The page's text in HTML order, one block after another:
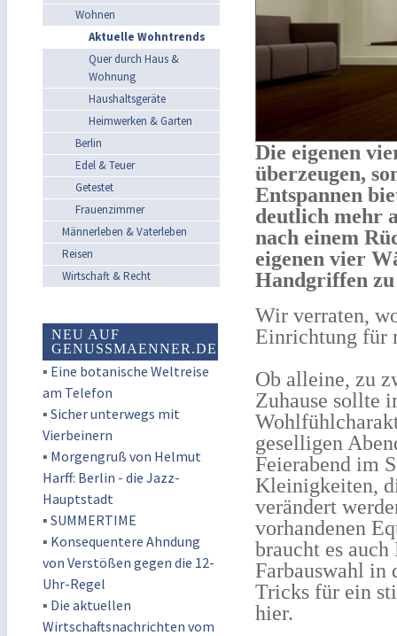
Wohnen
Aktuelle Wohntrends
Quer durch Haus &
Wohnung
Haushaltsgeräte
Heimwerken & Garten
Berlin
Edel & Teuer
Getestet
Frauenzimmer
Männerleben & Vaterleben
Reisen
Wirtschaft & Recht
NEU AUF
GENUSSMAENNER.DE
▪ Eine botanische Weltreise
am Telefon
▪ Sicher unterwegs mit
Vierbeinern
▪ Morgengruß von Helmut
Harff: Berlin - die Jazz-
Hauptstadt
▪ SUMMERTIME
▪ Konsequentere Ahndung
von Verstößen gegen die 12-
Uhr-Regel
▪ Die aktuellen
Wirtschaftsnachrichten vom
Die eigenen
überzeugen,
Entspannen
deutlich mehr
nach einem
eigenen vier
Handgriffen
Wir verraten,
Einrichtung für
Ob alleine, zu
Zuhause sollte
geselligen
Feierabend im
Kleinigkeiten,
verändert
vorhandenen
braucht es
Farbauswahl in
Tricks für ein
hier.